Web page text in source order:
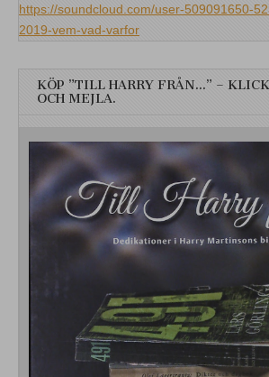
https://soundcloud.com/user-509091650-
2019-vem-vad-varfor
KÖP ”TILL HARRY FRÅN…” –
OCH MEJLA.